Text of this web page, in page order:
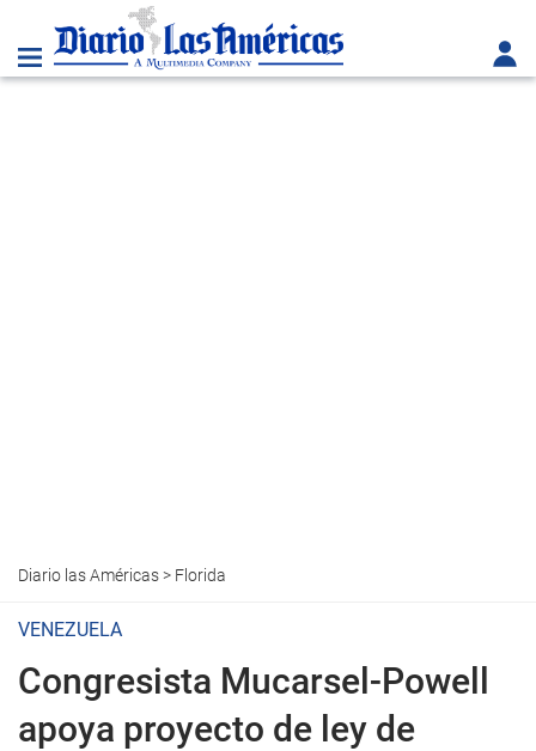
Diario las Américas> Florida
VENEZUELA
Congresista Mucarsel-Powell
apoya proyecto de ley de